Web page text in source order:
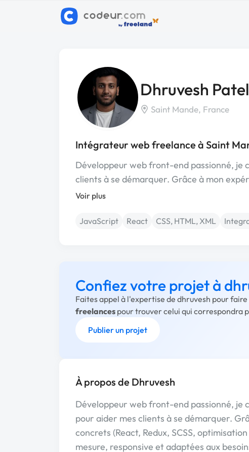
Dhruvesh Patel
Saint Mande, France
Intégrateur web freelance à Saint
Développeur web front-end passionné, je
clients à se démarquer. Grâce à mon
Voir plus
JavaScript React CSS, HTML, XML
Confiez votre projet à
Faites appel à l'expertise de dhruvesh pour
freelances pour trouver celui qui correspondra
Publier un projet
À propos de Dhruvesh
Développeur web front-end passionné,
pour aider mes clients à se démarquer.
concrets (React, Redux, SCSS,
mesure, responsive et adaptées aux